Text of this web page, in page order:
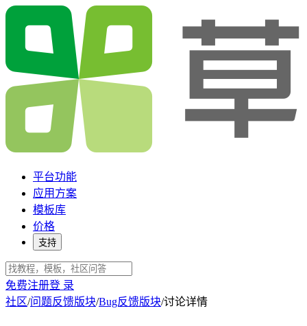
平台功能
应用方案
模板库
价格
支持
免费注册登 录
社区/问题反馈版块/Bug反馈版块/讨论详情